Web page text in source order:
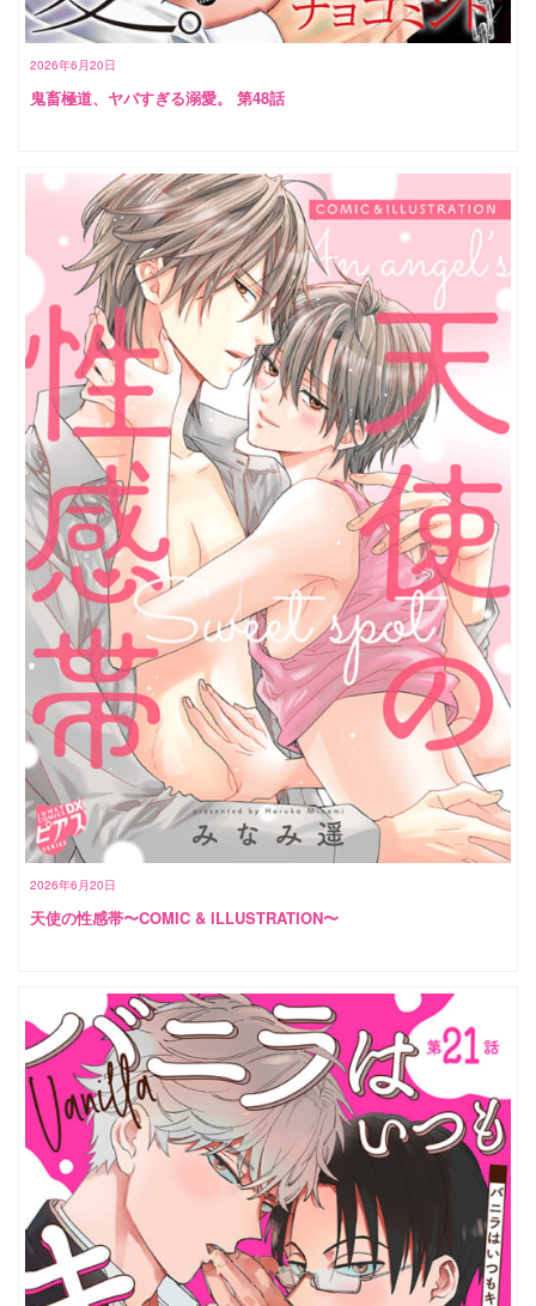
2026年6月20日
鬼畜極道、ヤバすぎる溺愛。 第48話
2026年6月20日
天使の性感帯〜COMIC & ILLUSTRATION〜